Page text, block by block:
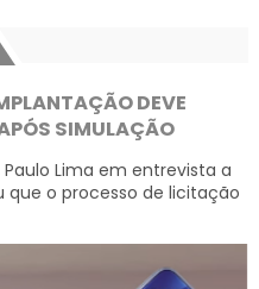
DEVE
SIMULAÇÃO
Lima em entrevista a
que o processo de licitação